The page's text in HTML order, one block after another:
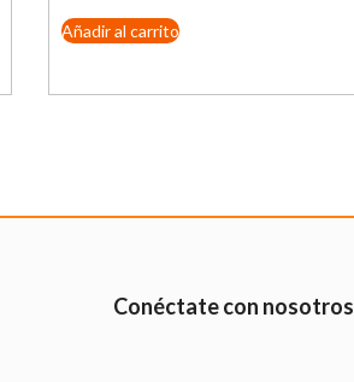
Añadir al carrito
Conéctate con nosotros